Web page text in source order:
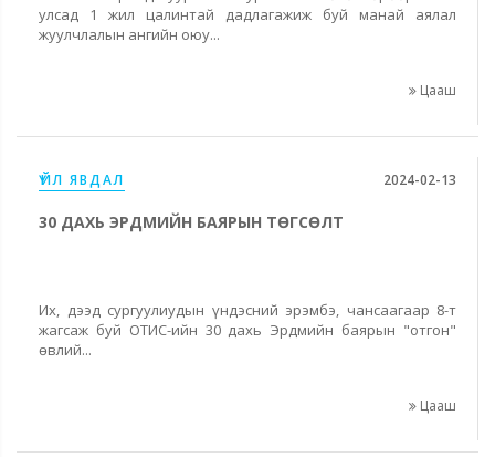
улсад 1 жил цалинтай дадлагажиж буй манай аялал
жуулчлалын ангийн оюу...
Цааш
ҮЙЛ ЯВДАЛ 2024-02-13
30 ДАХЬ ЭРДМИЙН БАЯРЫН ТӨГСӨЛТ
Их, дээд сургуулиудын үндэсний эрэмбэ, чансаагаар 8-т
жагсаж буй ОТИС-ийн 30 дахь Эрдмийн баярын "отгон"
өвлий...
Цааш